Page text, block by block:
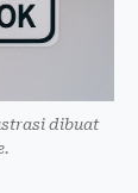
dibuat